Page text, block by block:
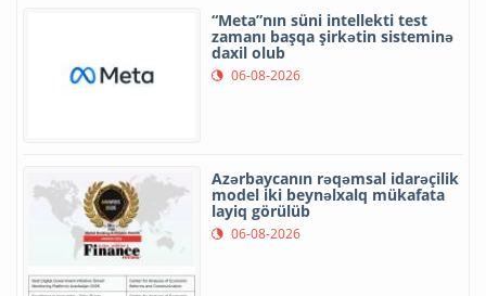
“Meta”nın süni intellekti test
zamanı başqa şirkətin sisteminə
daxil olub
06-08-2026
Azərbaycanın rəqəmsal idarəçilik
model iki beynəlxalq mükafata
layiq görülüb
06-08-2026